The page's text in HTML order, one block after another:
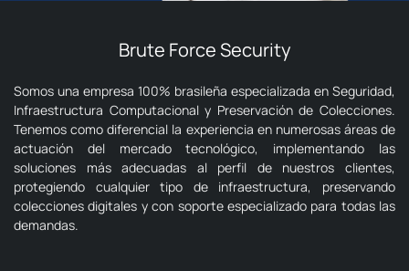
Brute Force Security
Somos una empresa 100% brasileña especializada en Seguridad,
Infraestructura Computacional y Preservación de Colecciones.
Tenemos como diferencial la experiencia en numerosas áreas de
actuación del mercado tecnológico, implementando las
soluciones más adecuadas al perfil de nuestros clientes,
protegiendo cualquier tipo de infraestructura, preservando
colecciones digitales y con soporte especializado para todas las
demandas.